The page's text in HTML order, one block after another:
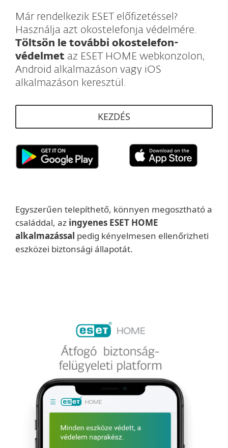
Már rendelkezik ESET előfizetéssel?
Használja azt okostelefonja védelmére.
Töltsön le további okostelefon-
védelmet az ESET HOME webkonzolon,
Android alkalmazáson vagy iOS
alkalmazáson keresztül.
KEZDÉS
Egyszerűen telepíthető, könnyen megosztható a
családdal, az ingyenes ESET HOME
alkalmazással pedig kényelmesen ellenőrizheti
eszközei biztonsági állapotát.